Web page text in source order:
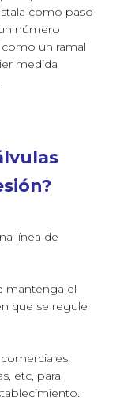
como paso
número
un ramal
medida
línea de
mantenga el
que se regule
etc, para